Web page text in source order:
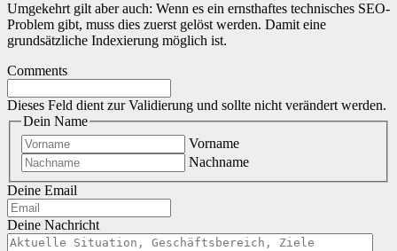
Umgekehrt gilt aber auch: Wenn es ein ernsthaftes technisches SEO-
Problem gibt, muss dies zuerst gelöst werden. Damit eine
grundsätzliche Indexierung möglich ist.
Comments
Dieses Feld dient zur Validierung und sollte nicht verändert werden.
Dein Name
Vorname
Nachname
Deine Email
Deine Nachricht